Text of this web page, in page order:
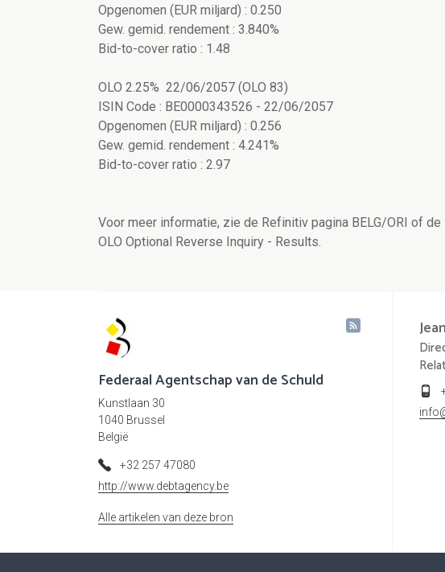
Opgenomen (EUR miljard) : 0.250
Gew. gemid. rendement : 3.840%
Bid-to-cover ratio : 1.48
OLO 2.25% 22/06/2057 (OLO 83)
ISIN Code : BE0000343526 - 22/06/2057
Opgenomen (EUR miljard) : 0.256
Gew. gemid. rendement : 4.241%
Bid-to-cover ratio : 2.97
Voor meer informatie, zie de Refinitiv pagina BELG/ORI of
OLO Optional Reverse Inquiry - Results.
Federaal Agentschap van de Schuld
Kunstlaan 30
1040 Brussel
België
+32 257 47080
http://www.debtagency.be
Alle artikelen van deze bron
Jean